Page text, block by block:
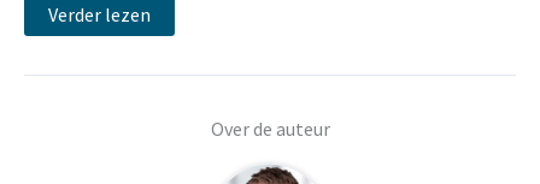
Verder lezen
Over de auteur